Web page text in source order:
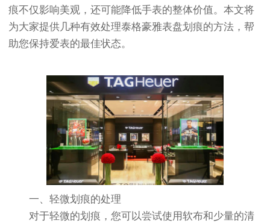
痕不仅影响美观，还可能降低手表的整体价值。本文将
为大家提供几种有效处理泰格豪雅表盘划痕的方法，帮
助您保持爱表的最佳状态。
一、轻微划痕的处理
对于轻微的划痕，您可以尝试使用软布和少量的清